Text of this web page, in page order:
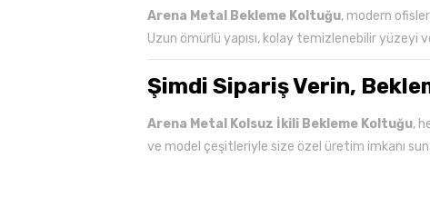
Arena Metal Bekleme Koltuğu, modern
Uzun ömürlü yapısı, kolay temizlenebilir yüzeyi
Şimdi Sipariş Verin,
Arena Metal Kolsuz İkili Bekleme Koltuğu,
ve model çeşitleriyle size özel üretim imkanı